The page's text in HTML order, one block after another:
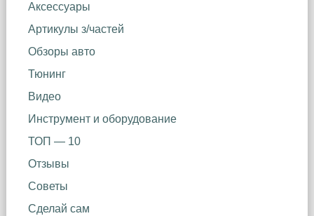
Аксессуары
Артикулы з/частей
Обзоры авто
Тюнинг
Видео
Инструмент и оборудование
ТОП — 10
Отзывы
Советы
Сделай сам